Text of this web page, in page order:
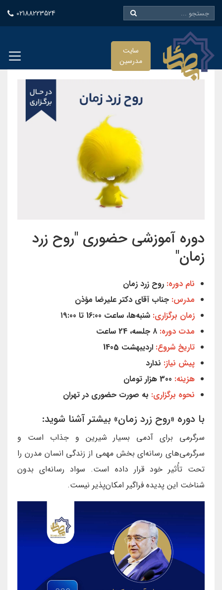
02188223524
سایت
مدرسین
دوره آموزشی حضوری "روح زرد
زمان"
نام دوره: روح زرد زمان
مدرس: جناب آقای دکتر علیرضا مؤذن
زمان برگزاری: شنبه‌ها، ساعت 16:00 تا ۱۹:00
مدت دوره: ۸ جلسه، 24 ساعت
تاریخ شروع: اردیبهشت
پیش نیاز: ندارد
هزینه:
نحوه برگزاری: به صورت حضوری در تهران
با دوره «روح زرد زمان» بیشتر آشنا شوید:
سرگرمی برای آدمی بسیار شیرین و جذاب است و
سرگرمی‌های رسانه‌ای بخش مهمی از زندگی انسان مدرن را
تحت تأُثیر خود قرار داده است. سواد رسانه‌ای بدون
شناخت این پدیده فراگیر امکان‌پذیر نیست.